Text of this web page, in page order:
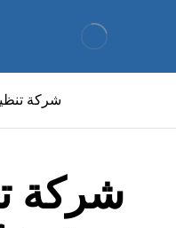
شركة
شركة